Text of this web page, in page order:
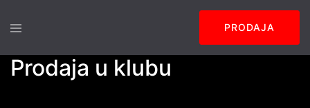
Toggle
menu
PRODAJA
Prodaja u klubu